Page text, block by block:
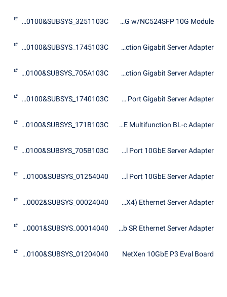
HP NC375i 1G w/NC524SFP 10G Module
PCI\VEN_4040&DEV_0100&SUBSYS_3251103C
HP NC375i Integrated Quad Port Multifunction Gigabit Server Adapter
PCI\VEN_4040&DEV_0100&SUBSYS_1745103C
HP NC375i Integrated Quad Port Multifunction Gigabit Server Adapter
PCI\VEN_4040&DEV_0100&SUBSYS_705A103C
HP NC375T PCI Express Quad Port Gigabit Server Adapter
PCI\VEN_4040&DEV_0100&SUBSYS_1740103C
HP NC522m Dual Port 10GbE Multifunction BL-c Adapter
PCI\VEN_4040&DEV_0100&SUBSYS_171B103C
HP NC522SFP Dual Port 10GbE Server Adapter
PCI\VEN_4040&DEV_0100&SUBSYS_705B103C
IBM Mezzanine Dual Port 10GbE Server Adapter
PCI\VEN_4040&DEV_0100&SUBSYS_01254040
NetXen 10Gb (CX4) Ethernet Server Adapter
PCI\VEN_4040&DEV_0002&SUBSYS_00024040
NetXen 10Gb SR Ethernet Server Adapter
PCI\VEN_4040&DEV_0001&SUBSYS_00014040
NetXen 10GbE P3 Eval Board
PCI\VEN_4040&DEV_0100&SUBSYS_01204040